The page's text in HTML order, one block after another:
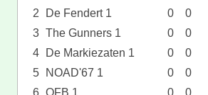
2
De Fendert 1 0
0
3 The Gunners 1 0
0
4
De Markiezaten 1 0
0
5
NOAD'67 1 0
0
6 OFB 1 0
0